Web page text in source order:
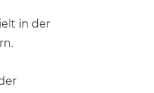
in der